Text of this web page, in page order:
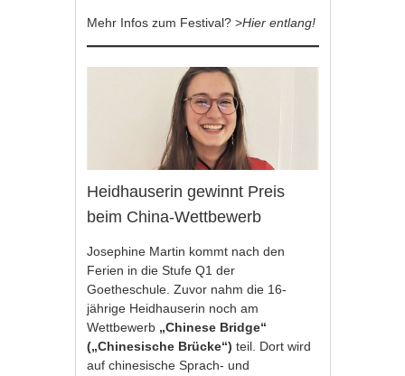
Mehr Infos zum Festival?>Hier entlang!
Heidhauserin gewinnt Preis
beim China-Wettbewerb
Josephine Martin kommt nach den
Ferien in die Stufe Q1 der
Goetheschule. Zuvor nahm die 16-
jährige Heidhauserin noch am
Wettbewerb „Chinese Bridge“
(„Chinesische Brücke“) teil. Dort wird
auf chinesische Sprach- und